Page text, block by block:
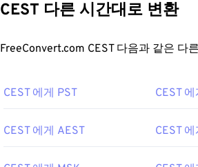
CEST 다른 시간대로 변환
FreeConvert.com CEST 다음과 같은 다
CEST 에게 PST CEST
CEST 에게 AEST CEST